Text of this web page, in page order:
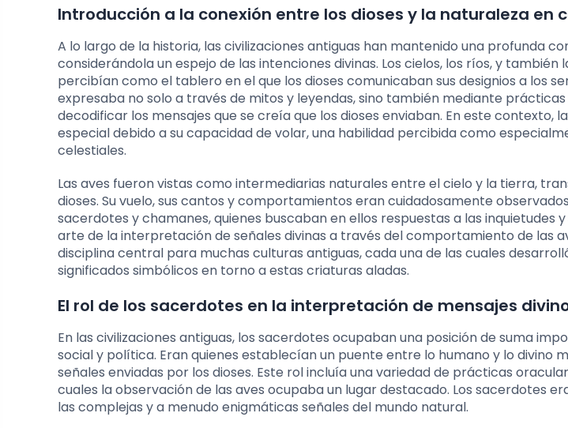
Introducción a la conexión entre los dioses y la naturaleza en
A lo largo de la historia, las civilizaciones antiguas han mantenido una profunda
considerándola un espejo de las intenciones divinas. Los cielos, los ríos, y también
percibían como el tablero en el que los dioses comunicaban sus designios a los
expresaba no solo a través de mitos y leyendas, sino también mediante
decodificar los mensajes que se creía que los dioses enviaban. En este contexto,
especial debido a su capacidad de volar, una habilidad percibida como
celestiales.
Las aves fueron vistas como intermediarias naturales entre el cielo y la tierra,
dioses. Su vuelo, sus cantos y comportamientos eran cuidadosamente
sacerdotes y chamanes, quienes buscaban en ellos respuestas a las inquietudes
arte de la interpretación de señales divinas a través del comportamiento de las
disciplina central para muchas culturas antiguas, cada una de las cuales
significados simbólicos en torno a estas criaturas aladas.
El rol de los sacerdotes en la interpretación de mensajes
En las civilizaciones antiguas, los sacerdotes ocupaban una posición de suma
social y política. Eran quienes establecían un puente entre lo humano y lo divino
señales enviadas por los dioses. Este rol incluía una variedad de prácticas
cuales la observación de las aves ocupaba un lugar destacado. Los sacerdotes
las complejas y a menudo enigmáticas señales del mundo natural.